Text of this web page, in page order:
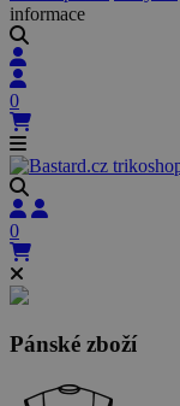
informace
0
0
Pánské zboží